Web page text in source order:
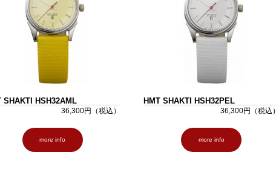
SHAKTI HSH32AML
36,300円（税込）
more info
HMT SHAKTI HSH32PEL
36,300円（税込）
more info